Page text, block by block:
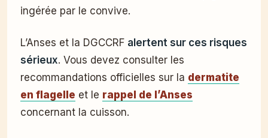
ingérée par le convive.
L’Anses et la DGCCRF alertent sur ces risques
sérieux. Vous devez consulter les
recommandations officielles sur la dermatite
en flagelle et le rappel de l’Anses
concernant la cuisson.